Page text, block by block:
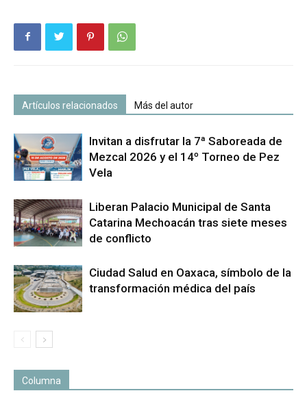
Artículos relacionados Más del autor
Invitan a disfrutar la 7ª Saboreada de
Mezcal 2026 y el 14º Torneo de Pez
Vela
Liberan Palacio Municipal de Santa
Catarina Mechoacán tras siete meses
de conflicto
Ciudad Salud en Oaxaca, símbolo de la
transformación médica del país
Columna